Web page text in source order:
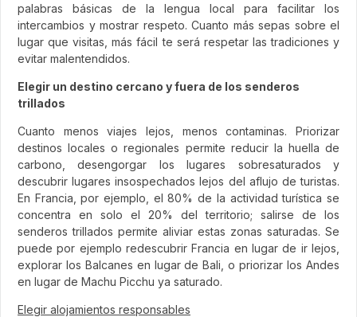
palabras básicas de la lengua local para facilitar los
intercambios y mostrar respeto. Cuanto más sepas sobre el
lugar que visitas, más fácil te será respetar las tradiciones y
evitar malentendidos.
Elegir un destino cercano y fuera de los senderos
trillados
Cuanto menos viajes lejos, menos contaminas. Priorizar
destinos locales o regionales permite reducir la huella de
carbono, desengorgar los lugares sobresaturados y
descubrir lugares insospechados lejos del aflujo de turistas.
En Francia, por ejemplo, el 80% de la actividad turística se
concentra en solo el 20% del territorio; salirse de los
senderos trillados permite aliviar estas zonas saturadas. Se
puede por ejemplo redescubrir Francia en lugar de ir lejos,
explorar los Balcanes en lugar de Bali, o priorizar los Andes
en lugar de Machu Picchu ya saturado.
Elegir alojamientos responsables